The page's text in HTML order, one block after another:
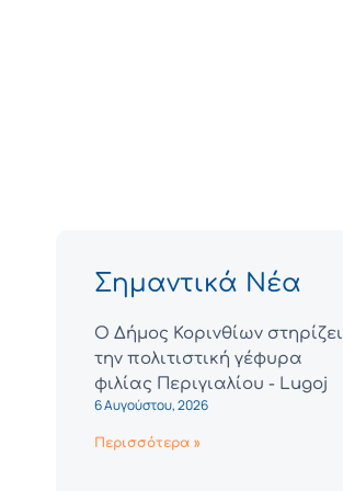
Σημαντικά Νέα
Ο Δήμος Κορινθίων στηρίζει
την πολιτιστική γέφυρα
φιλίας Περιγιαλίου - Lugoj
6 Αυγούστου, 2026
Περισσότερα »